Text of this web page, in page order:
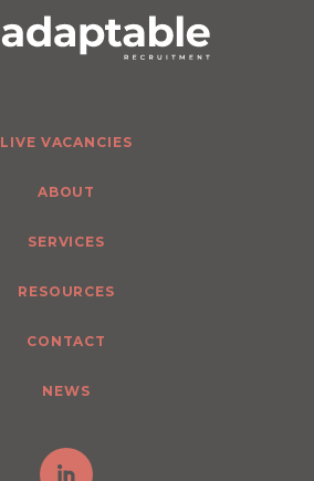
LIVE VACANCIES
ABOUT
SERVICES
RESOURCES
CONTACT
NEWS